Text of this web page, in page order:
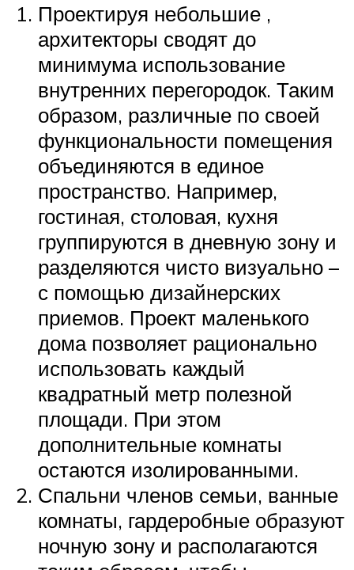
Проектируя небольшие ,
архитекторы сводят до
минимума использование
внутренних перегородок. Таким
образом, различные по своей
функциональности помещения
объединяются в единое
пространство. Например,
гостиная, столовая, кухня
группируются в дневную зону и
разделяются чисто визуально –
с помощью дизайнерских
приемов. Проект маленького
дома позволяет рационально
использовать каждый
квадратный метр полезной
площади. При этом
дополнительные комнаты
остаются изолированными.
Спальни членов семьи, ванные
комнаты, гардеробные образуют
ночную зону и располагаются